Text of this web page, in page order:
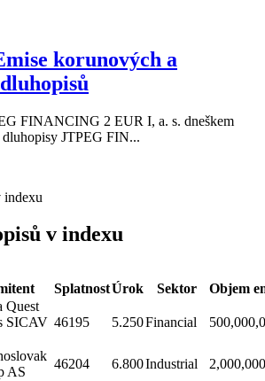
korunových a
FINANCING 2 EUR I, a. s. dneškem
JTPEG FIN...
v indexu
SplatnostÚrok Sektor
Objem
Quest
SICAV 46195 5.250Financial
AS
46204 6.800Industrial